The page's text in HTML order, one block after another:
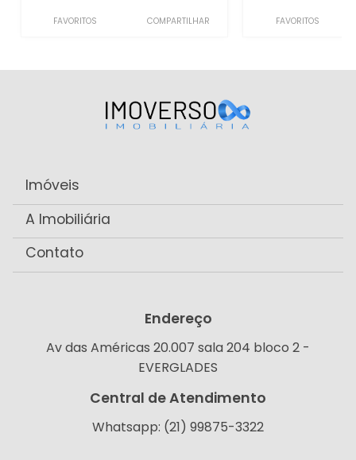
FAVORITOS COMPARTILHAR FAVORITOS
Imóveis
A Imobiliária
Contato
Endereço
Av das Américas 20.007 sala 204 bloco 2 -
EVERGLADES
Central de Atendimento
Whatsapp: (21) 99875-3322